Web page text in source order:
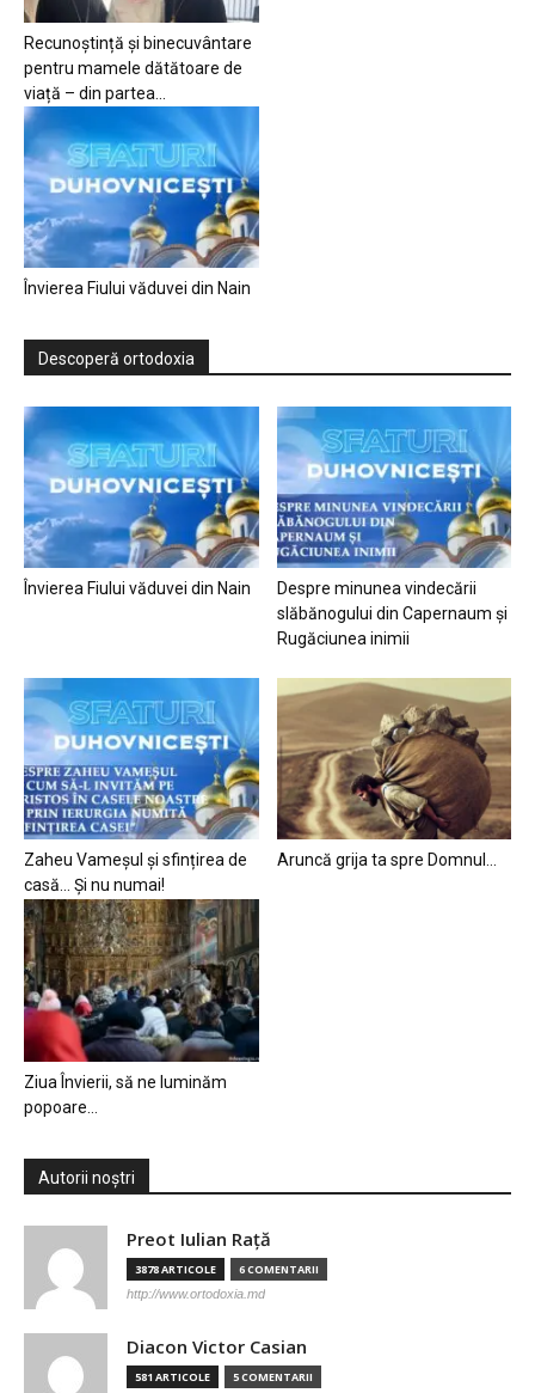
Recunoștință și binecuvântare
pentru mamele dătătoare de
viață – din partea...
Învierea Fiului văduvei din Nain
Descoperă ortodoxia
Învierea Fiului văduvei din Nain
Despre minunea vindecării
slăbănogului din Capernaum și
Rugăciunea inimii
Zaheu Vameșul și sfințirea de
casă… Și nu numai!
Aruncă grija ta spre Domnul…
Ziua Învierii, să ne luminăm
popoare…
Autorii noștri
Preot Iulian Raţă
3878 ARTICOLE 6 COMENTARII
http://www.ortodoxia.md
Diacon Victor Casian
581 ARTICOLE 5 COMENTARII